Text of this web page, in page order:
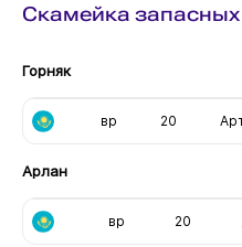
Скамейка запасных
Горняк
вр 20
Арлан
вр 20